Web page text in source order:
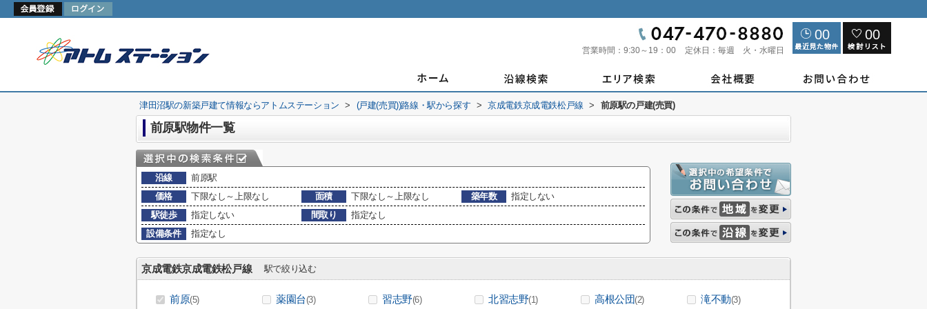
営業時間： 9:30～19：00 定休日： 毎週 火・水曜日
00 00
津田沼駅の新築戸建て情報ならアトムステーション > (戸建(売買))路線・駅から探す > 京成電鉄京成電鉄松戸線 > 前原駅の戸建(売買)
前原駅物件一覧
沿線
前原駅
価格
下限なし～上限なし 面積 下限なし～上限なし 築年数
指定しない
駅徒歩
指定しない 間取り
指定なし
設備条件
指定なし
京成電鉄京成電鉄松戸線 駅で絞り込む
前原(5) 薬園台(3) 習志野(6) 北習志野(1) 高根公団(2) 滝不動(3)